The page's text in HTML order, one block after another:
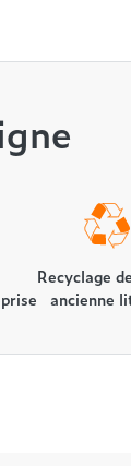
Recyclage
ancienne